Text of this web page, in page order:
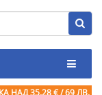
НАД 35.28 € / 69 ЛВ.